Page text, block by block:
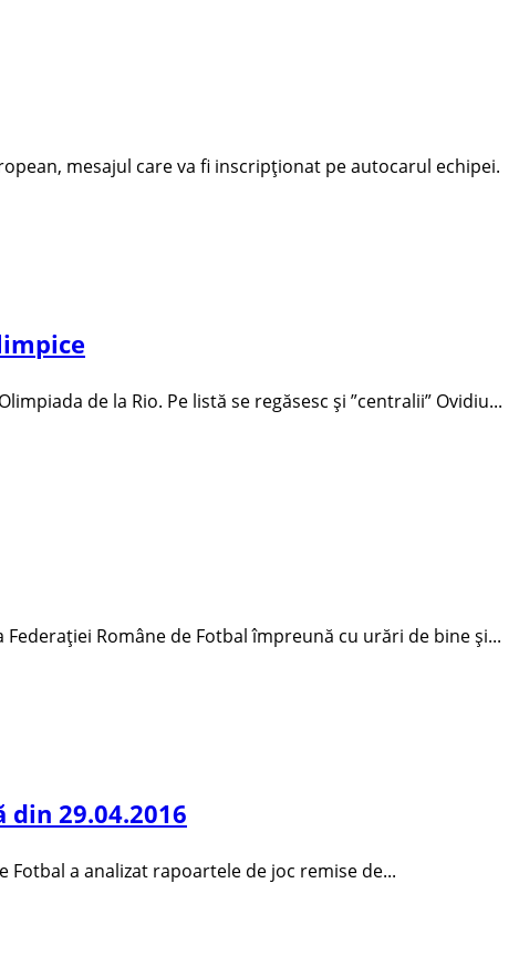
mesajul care va fi inscripționat pe autocarul echipei.
de la Rio. Pe listă se regăsesc și ”centralii” Ovidiu...
Române de Fotbal împreună cu urări de bine și...
29.04.2016
Fotbal a analizat rapoartele de joc remise de...